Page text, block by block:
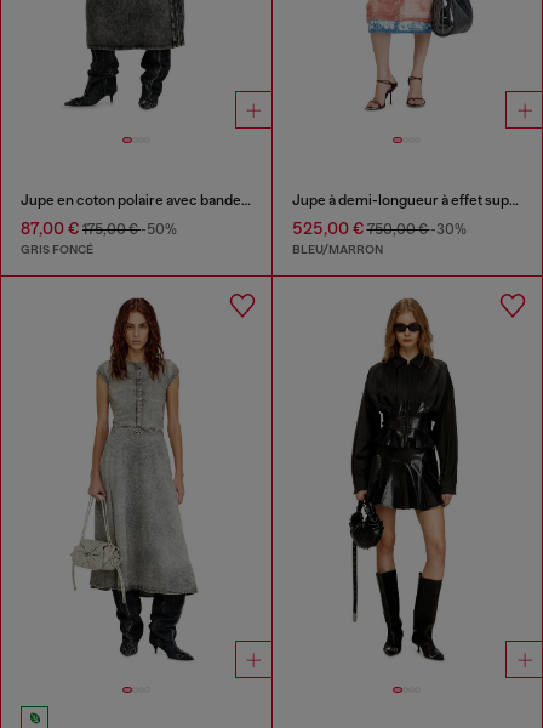
Jupe en coton polaire avec bandes latérales
87,00 € 175,00 €-50%
GRIS FONCÉ
Jupe à demi-longueur à effet superposé
525,00 €750,00 €-30%
BLEU/MARRON